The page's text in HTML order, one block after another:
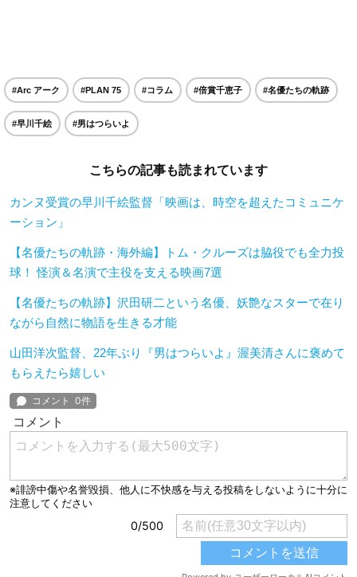
#Arc アーク #PLAN 75 #コラム #倍賞千恵子 #名優たちの軌跡
#早川千絵 #男はつらいよ
こちらの記事も読まれています
カンヌ受賞の早川千絵監督「映画は、時空を超えたコミュニケ
ーション」
【名優たちの軌跡・海外編】トム・クルーズは脇役でも全力投
球！ 怪演＆名演で主役を支える映画7選
【名優たちの軌跡】沢田研二という名優、妖艶なスターで在り
ながら自然に物語を生きる才能
山田洋次監督、22年ぶり『男はつらいよ』渥美清さんに褒めて
もらえたら嬉しい